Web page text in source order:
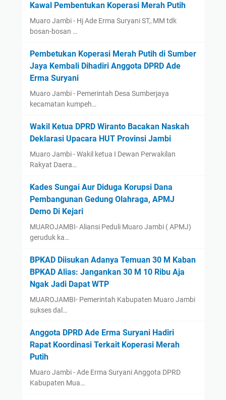
Kawal Pembentukan Koperasi Merah Putih
Muaro Jambi - Hj Ade Erma Suryani ST,.MM tdk
bosan-bosan …
Pembetukan Koperasi Merah Putih di Sumber
Jaya Kembali Dihadiri Anggota DPRD Ade
Erma Suryani
Muaro Jambi - Pemerintah Desa Sumberjaya
kecamatan kumpeh…
Wakil Ketua DPRD Wiranto Bacakan Naskah
Deklarasi Upacara HUT Provinsi Jambi
Muaro Jambi - Wakil ketua I Dewan Perwakilan
Rakyat Daera…
Kades Sungai Aur Diduga Korupsi Dana
Pembangunan Gedung Olahraga, APMJ
Demo Di Kejari
MUAROJAMBI- Aliansi Peduli Muaro Jambi ( APMJ)
geruduk ka…
BPKAD Diisukan Adanya Temuan 30 M Kaban
BPKAD Alias: Jangankan 30 M 10 Ribu Aja
Ngak Jadi Dapat WTP ‎
‎MUAROJAMBI- Pemerintah Kabupaten Muaro Jambi
sukses dal…
Anggota DPRD Ade Erma Suryani Hadiri
Rapat Koordinasi Terkait Koperasi Merah
Putih
Muaro Jambi - Ade Erma Suryani Anggota DPRD
Kabupaten Mua…